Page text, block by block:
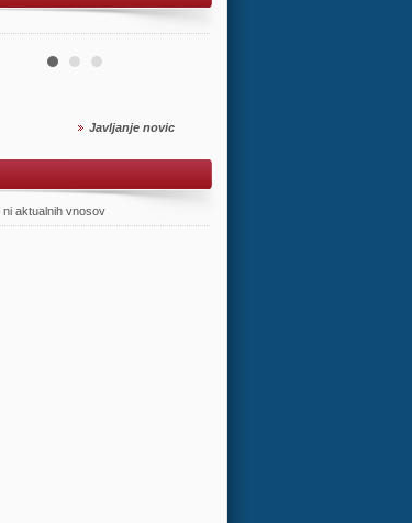
Javljanje novic
ni aktualnih vnosov